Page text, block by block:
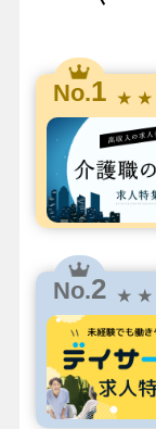
No.1 ★ ★
No.2 ★ ★